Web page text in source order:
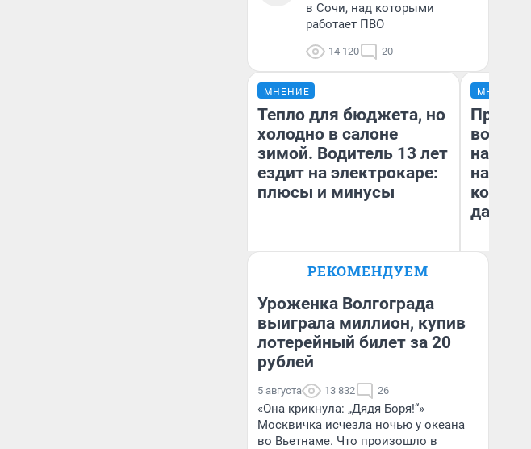
в Сочи, над которыми
работает ПВО
14 120 20
МНЕНИЕ
Тепло для бюджета, но
холодно в салоне
зимой. Водитель 13 лет
ездит на электрокаре:
плюсы и минусы
Денис Дедюхин
МНЕНИЕ
нам
даже
РЕКОМЕНДУЕМ
Уроженка Волгограда
выиграла миллион, купив
лотерейный билет за 20
рублей
5 августа 13 832 26
«Она крикнула: „Дядя Боря!“»
Москвичка исчезла ночью у океана
во Вьетнаме. Что произошло в